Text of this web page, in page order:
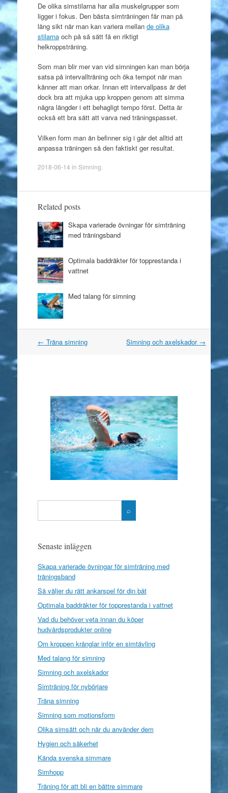
De olika simstilarna har alla muskelgrupper som
ligger i fokus. Den bästa simträningen får man på
lång sikt när man kan variera mellan de olika
stilarnaoch på så sätt få en riktigt
helkroppsträning.
Som man blir mer van vid simningen kan man börja
satsa på intervallträning och öka tempot när man
känner att man orkar. Innan ett intervallpass är det
dock bra att mjuka upp kroppen genom att simma
några längder i ett behagligt tempo först. Detta är
också ett bra sätt att varva ned träningspasset.
Vilken form man än befinner sig i går det alltid att
anpassa träningen så den faktiskt ger resultat.
2018-06-14 in Simning
Related posts
Skapa varierade övningar för simträning
med träningsband
Optimala baddräkter för topprestanda i
vattnet
Med talang för simning
Post navigation
← Träna simning Simning och axelskador →
Senaste inläggen
Skapa varierade övningar för simträning med
träningsband
Så väljer du rätt ankarspel för din båt
Optimala baddräkter för topprestanda i vattnet
Vad du behöver veta innan du köper
hudvårdsprodukter online
Om kroppen krånglar inför en simtävling
Med talang för simning
Simning och axelskador
Simträning för nybörjare
Träna simning
Simning som motionsform
Olika simsätt och när du använder dem
Hygien och säkerhet
Kända svenska simmare
Simhopp
Träning för att bli en bättre simmare